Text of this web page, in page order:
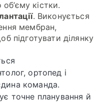
кістки.
. Виконується
мембран,
підготувати ділянку
ортопед і
команда.
точне планування й